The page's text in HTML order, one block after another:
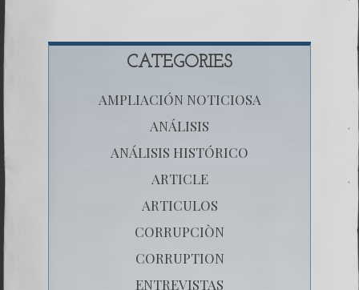
CATEGORIES
AMPLIACIÓN NOTICIOSA
ANÁLISIS
ANÁLISIS HISTÓRICO
ARTICLE
ARTICULOS
CORRUPCIÒN
CORRUPTION
ENTREVISTAS